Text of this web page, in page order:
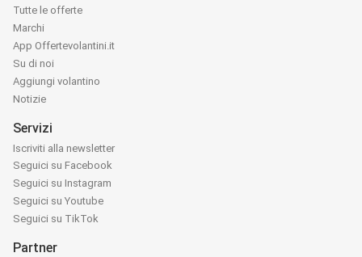
Tutte le offerte
Marchi
App Offertevolantini.it
Su di noi
Aggiungi volantino
Notizie
Servizi
Iscriviti alla newsletter
Seguici su Facebook
Seguici su Instagram
Seguici su Youtube
Seguici su TikTok
Partner